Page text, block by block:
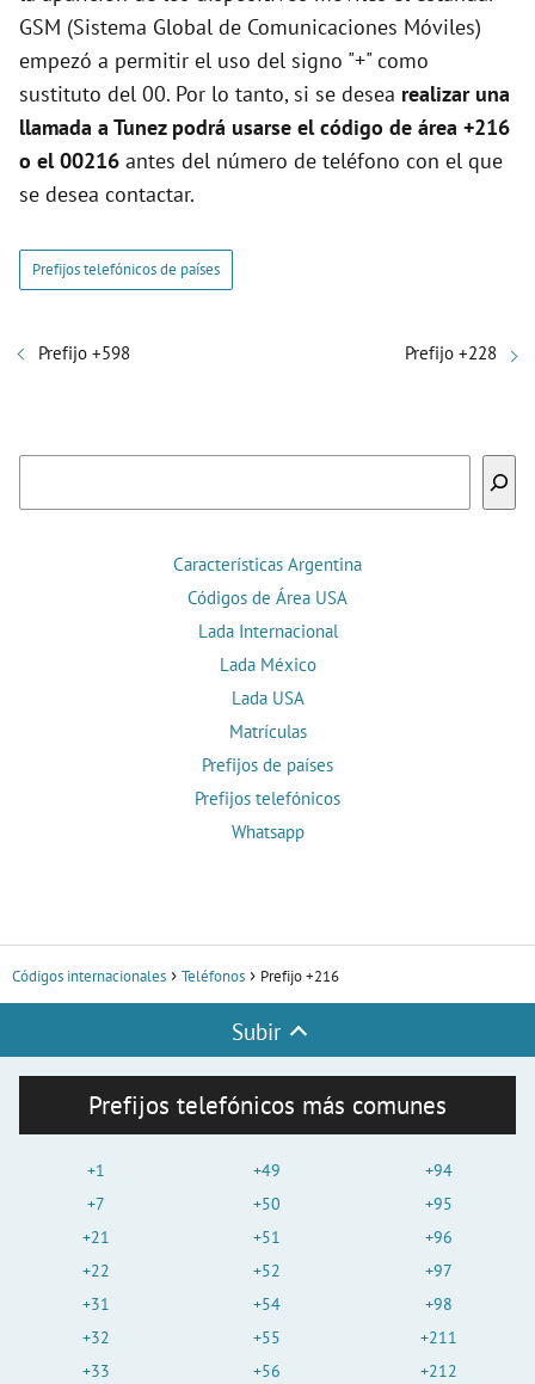
GSM (Sistema Global de Comunicaciones Móviles)
empezó a permitir el uso del signo "+" como
sustituto del 00. Por lo tanto, si se desea realizar una
llamada a Tunez podrá usarse el código de área +216
o el 00216 antes del número de teléfono con el que
se desea contactar.
Prefijos telefónicos de países
Prefijo +598 Prefijo +228
Características Argentina
Códigos de Área USA
Lada Internacional
Lada México
Lada USA
Matrículas
Prefijos de países
Prefijos telefónicos
Whatsapp
Códigos internacionales Teléfonos Prefijo +216
Subir
Prefijos telefónicos más comunes
+1
+7
+21
+22
+31
+32
+33
+49
+50
+51
+52
+54
+55
+56
+94
+95
+96
+97
+98
+211
+212